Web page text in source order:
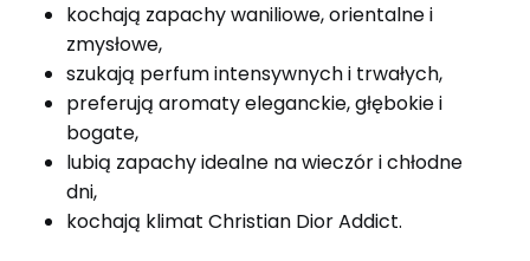
kochają zapachy waniliowe, orientalne i
zmysłowe,
szukają perfum intensywnych i trwałych,
preferują aromaty eleganckie, głębokie i
bogate,
lubią zapachy idealne na wieczór i chłodne
dni,
kochają klimat Christian Dior Addict.